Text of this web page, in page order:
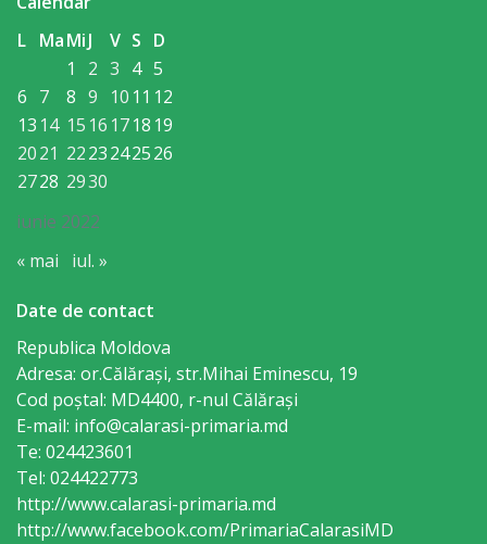
Regulamentul
Consiliului
Dispoziții
Proiecte
de
decizii
Deciziile
Consiliului
Consiliul
de
tineret
Activitatea
iunie 2022
L MaMiJ V S D
1
2 3 4 5
6 7 8 9 10 11 12
13 14 15 16 1718 19
2021 2223242526
2728 2930
« mai iul. »
Date de contact
Republica Moldova
Adresa: or.Călăraşi, str.Mihai Eminescu, 19
Cod poștal: MD4400, r-nul Călăraşi
E-mail: info@calarasi-primaria.md
Te: 024423601
Tel: 024422773
http://www.calarasi-primaria.md
http://www.facebook.com/PrimariaCalarasiMD